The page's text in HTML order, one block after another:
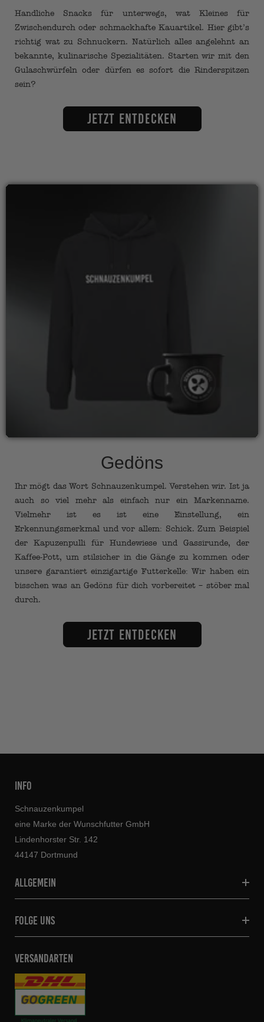
Handliche Snacks für unterwegs, wat Kleines für
Zwischendurch oder schmackhafte Kauartikel. Hier gibt’s
richtig wat zu Schnuckern. Natürlich alles angelehnt an
bekannte, kulinarische Spezialitäten. Starten wir mit den
Gulaschwürfeln oder dürfen es sofort die Rinderspitzen
sein?
Jetzt entdecken
Gedöns
Ihr mögt das Wort Schnauzenkumpel. Verstehen wir. Ist ja
auch so viel mehr als einfach nur ein Markenname.
Vielmehr ist es ist eine Einstellung, ein
Erkennungsmerkmal und vor allem: Schick. Zum Beispiel
der Kapuzenpulli für Hundewiese und Gassirunde, der
Kaffee-Pott, um stilsicher in die Gänge zu kommen oder
unsere garantiert einzigartige Futterkelle: Wir haben ein
bisschen was an Gedöns für dich vorbereitet – stöber mal
durch.
Jetzt entdecken
INFO
Schnauzenkumpel
eine Marke der Wunschfutter GmbH
Lindenhorster Str. 142
44147 Dortmund
allgemein
folge uns
VERSANDARTEN